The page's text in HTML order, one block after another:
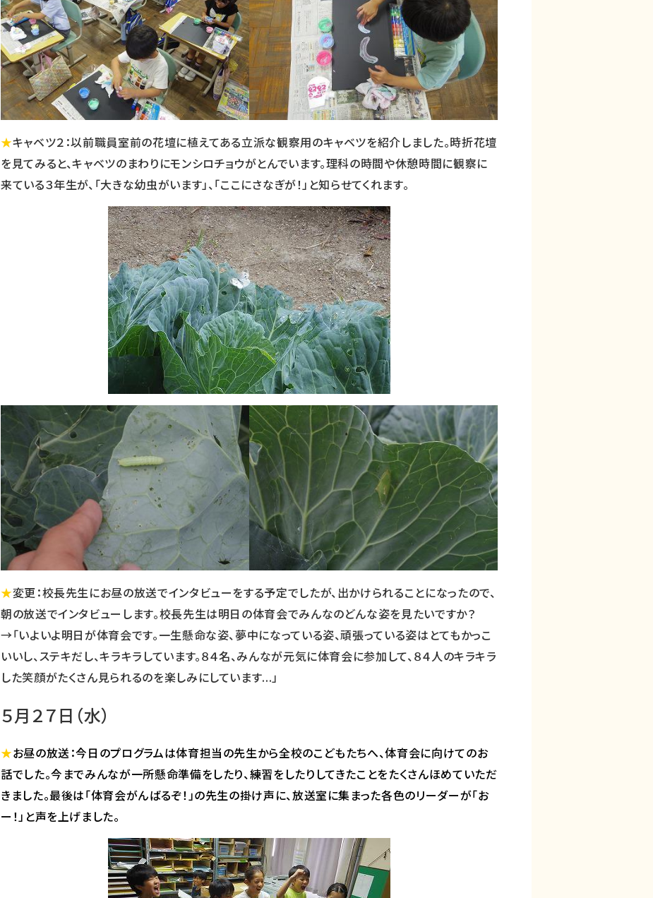
★キャベツ２：以前職員室前の花壇に植えてある立派な観察用のキャベツを紹介しました。時折花壇
を見てみると、キャベツのまわりにモンシロチョウがとんでいます。理科の時間や休憩時間に観察に
来ている３年生が、「大きな幼虫がいます」、「ここにさなぎが！」と知らせてくれます。
★変更：校長先生にお昼の放送でインタビューをする予定でしたが、出かけられることになったので、
朝の放送でインタビューします。校長先生は明日の体育会でみんなのどんな姿を見たいですか？
→「いよいよ明日が体育会です。一生懸命な姿、夢中になっている姿、頑張っている姿はとてもかっこ
いいし、ステキだし、キラキラしています。８４名、みんなが元気に体育会に参加して、８４人のキラキラ
した笑顔がたくさん見られるのを楽しみにしています...」
５月２７日（水）
★お昼の放送：今日のプログラムは体育担当の先生から全校のこどもたちへ、体育会に向けてのお
話でした。今までみんなが一所懸命準備をしたり、練習をしたりしてきたことをたくさんほめていただ
きました。最後は「体育会がんばるぞ！」の先生の掛け声に、放送室に集まった各色のリーダーが「お
ー！」と声を上げました。